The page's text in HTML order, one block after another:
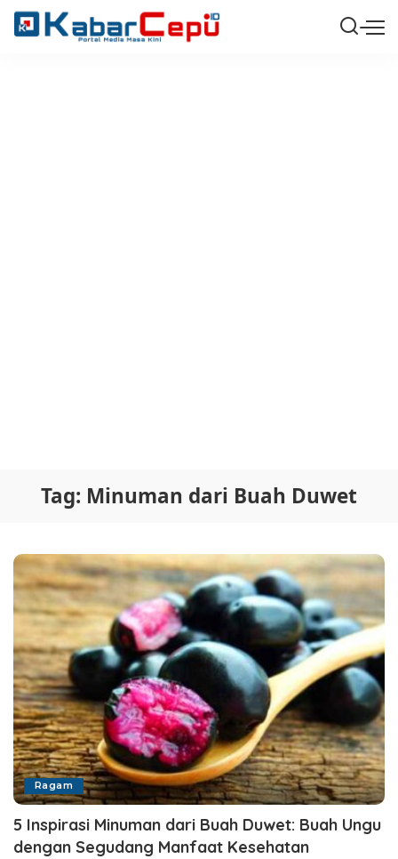
Tag: Minuman dari Buah Duwet
Ragam
5 Inspirasi Minuman dari Buah Duwet: Buah Ungu
dengan Segudang Manfaat Kesehatan